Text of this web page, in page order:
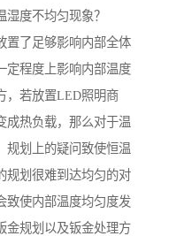
度不均匀现象？
置了足够影响内部全体
定程度上影响内部温度
，若放置LED照明商
成热负载，那么对于温
规划上的疑问致使恒温
规划很难到达均匀的对
致使内部温度均匀度发
金规划以及钣金处理方